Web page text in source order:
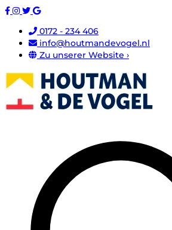
0172 - 234 406
info@houtmandevogel.nl
Zu unserer Website ›